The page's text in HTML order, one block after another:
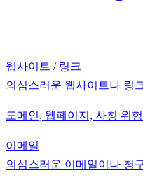
웹사이트 / 링크
의심스러운 웹사이트나 링
도메인, 웹페이지, 사칭 위
이메일
의심스러운 이메일이나 청